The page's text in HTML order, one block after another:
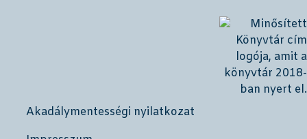
Akadálymentességi nyilatkozat